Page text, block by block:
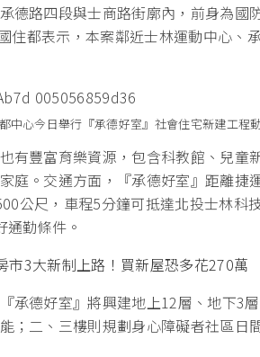
德路四段與士商路街廓內，前身為
住都表示，本案鄰近士林運動中心、
中心今日舉行『承德好室』社會住宅新建工程
有豐富育樂資源，包含科教館、兒
庭。交通方面，『承德好室』距離捷
公尺，車程5分鐘可抵達北投士林科
勤條件。
市3大新制上路！買新屋恐多花270
承德好室』將興建地上12層、地下3
；二、三樓則規劃身心障礙者社區日